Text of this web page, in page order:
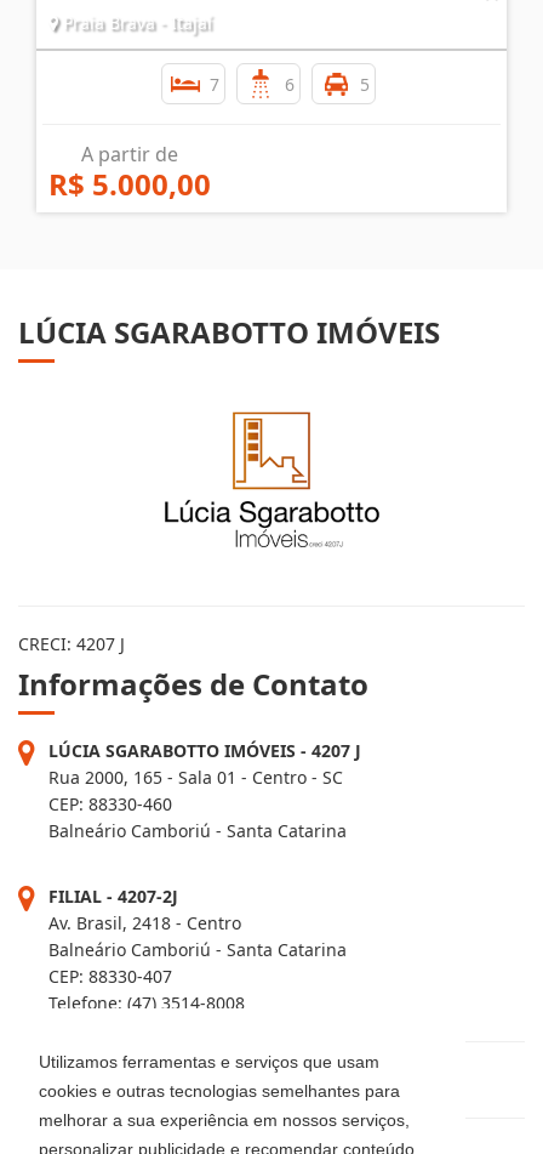
Utilizamos ferramentas e serviços que usam
cookies e outras tecnologias semelhantes para
melhorar a sua experiência em nossos serviços,
personalizar publicidade e recomendar conteúdo
Praia Brava - Itajaí
7 6 5
A partir de
R$ 5.000,00
LÚCIA SGARABOTTO IMÓVEIS
CRECI: 4207 J
Informações de Contato
LÚCIA SGARABOTTO IMÓVEIS - 4207 J
Rua 2000, 165 - Sala 01 - Centro - SC
CEP: 88330-460
Balneário Camboriú - Santa Catarina
FILIAL - 4207-2J
Av. Brasil, 2418 - Centro
Balneário Camboriú - Santa Catarina
CEP: 88330-407
Telefone: (47) 3514-8008
(47) 3344-5942 / 3360-0018 / 99915-0583